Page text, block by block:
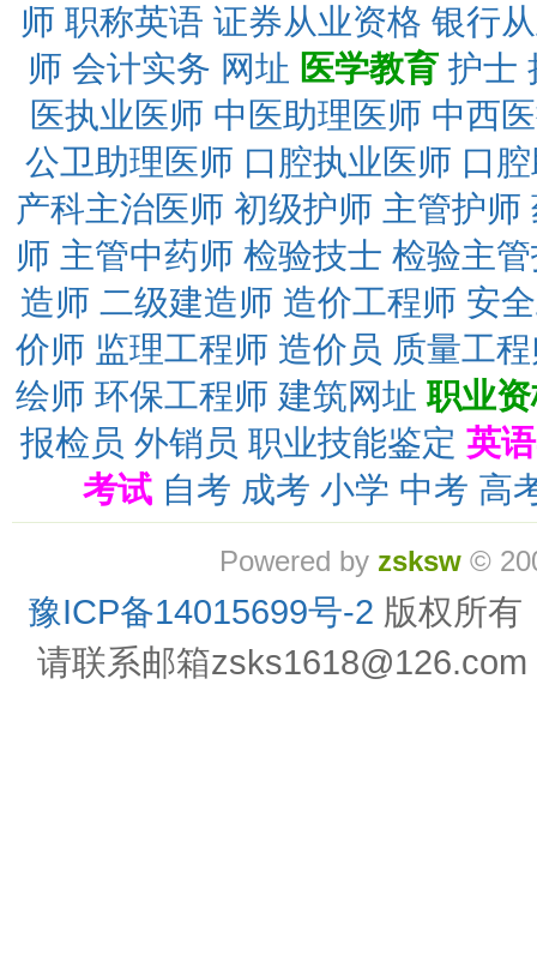
师 职称英语 证券从业资格 银行
师 会计实务 网址 医学教育 护士
医执业医师 中医助理医师 中西
公卫助理医师 口腔执业医师 口
产科主治医师 初级护师 主管护师
师 主管中药师 检验技士 检验主
造师 二级建造师 造价工程师 安
价师 监理工程师 造价员 质量工
绘师 环保工程师 建筑网址 职业
报检员 外销员 职业技能鉴定 英
考试 自考 成考 小学 中考 高
Powered by zsksw©
豫ICP备14015699号-2 版权所有
请联系邮箱